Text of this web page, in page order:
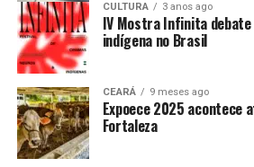
CULTURA 3 anos ago
IV Mostra Infinita
indígena no Brasil
CEARÁ 9 meses ago
Expoece 2025 acontece
Fortaleza